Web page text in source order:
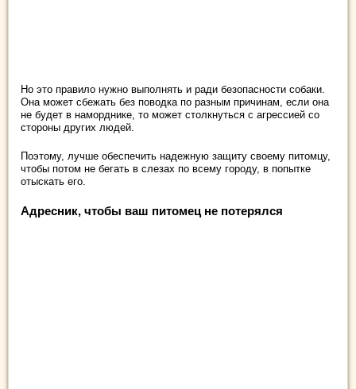
Но это правило нужно выполнять и ради безопасности собаки.
Она может сбежать без поводка по разным причинам, если она
не будет в наморднике, то может столкнуться с агрессией со
стороны других людей.
Поэтому, лучше обеспечить надежную защиту своему питомцу,
чтобы потом не бегать в слезах по всему городу, в попытке
отыскать его.
Адресник, чтобы ваш питомец не потерялся